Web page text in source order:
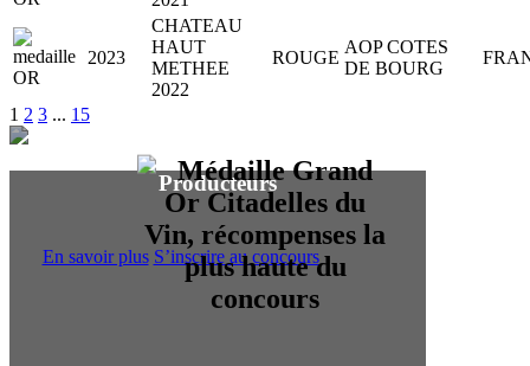
2023
CHATEAU
HAUT
METHEE
2022
ROUGE
AOP COTES
DE BOURG
1 2 3 ... 15
Producteurs
En savoir plus S’inscrire au concours